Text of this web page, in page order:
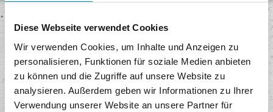
Diese Webseite verwendet Cookies
Wir verwenden Cookies, um Inhalte und Anzeigen zu
personalisieren, Funktionen für soziale Medien anbieten
zu können und die Zugriffe auf unsere Website zu
analysieren. Außerdem geben wir Informationen zu Ihrer
Verwendung unserer Website an unsere Partner für
Keine Versandkosten
Egal, wie viel Sie kaufen, Sie bezahlen keine Versandkosten!
Sicheres Einkaufen
Unser Shop ist mit modernster Sicherheitssoftware ausgestattet.